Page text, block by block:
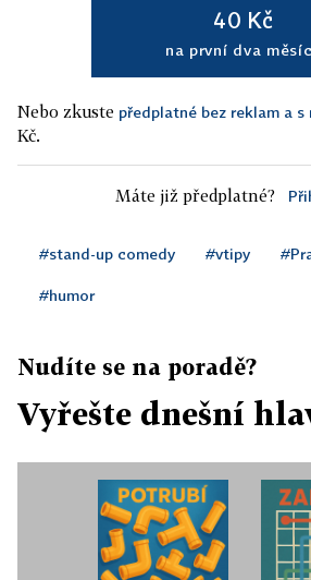
40 Kč
na první dva
Nebo zkuste předplatné bez reklam a
Kč.
Máte již předplatné?
#stand-up comedy #vtipy
#humor
Nudíte se na poradě?
Vyřešte dnešní